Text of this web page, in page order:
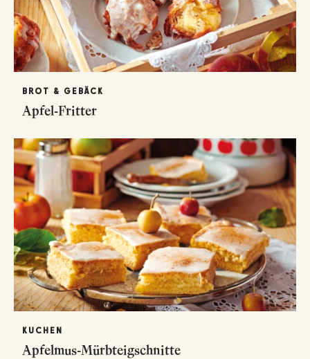
BROT & GEBÄCK
Apfel-Fritter
KUCHEN
Apfelmus-Mürbteigschnitte